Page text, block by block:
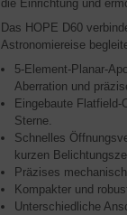
die Einrichtung und
Das HOPE D60
Astronomiereise
5-Element-Planar-
Aberration und
Eingebaute
Sterne.
Schnelles
kurzen
Präzises
Kompakter und
Unterschiedliche